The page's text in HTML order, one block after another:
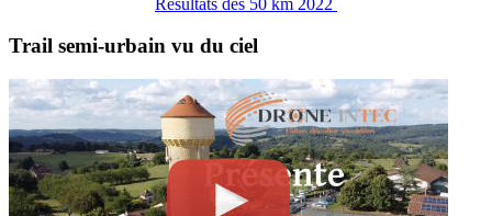
Trail semi-urbain vu du ciel